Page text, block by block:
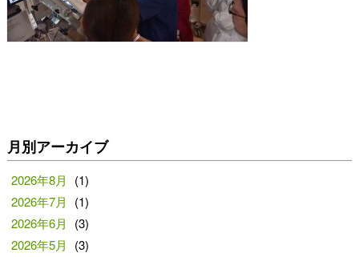
月別アーカイブ
2026年8月
(1)
2026年7月
(1)
2026年6月
(3)
2026年5月
(3)